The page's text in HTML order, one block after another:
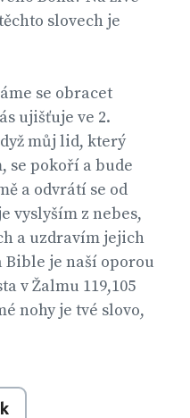
slovech je
se obracet
ujišťuje ve 2.
můj lid, který
se pokoří a bude
a odvrátí se od
vyslyším z nebes,
a uzdravím jejich
Bible je naší oporou
v Žalmu 119,105
nohy je tvé slovo,